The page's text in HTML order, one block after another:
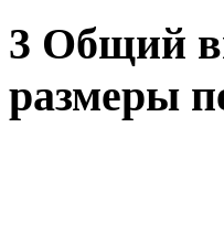
3 Общий
размеры